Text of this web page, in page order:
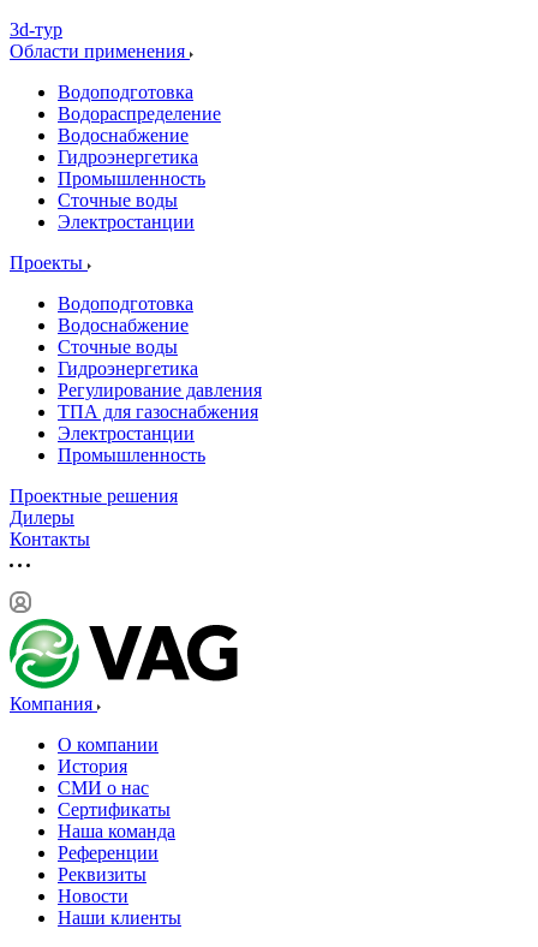
3d-тур
Области применения
Водоподготовка
Водораспределение
Водоснабжение
Гидроэнергетика
Промышленность
Сточные воды
Электростанции
Проекты
Водоподготовка
Водоснабжение
Сточные воды
Гидроэнергетика
Регулирование давления
ТПА для газоснабжения
Электростанции
Промышленность
Проектные решения
Дилеры
Контакты
Компания
О компании
История
СМИ о нас
Cертификаты
Наша команда
Референции
Реквизиты
Новости
Наши клиенты